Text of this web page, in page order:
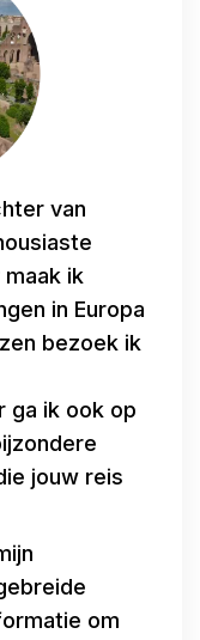
van
maak ik
in Europa
bezoek ik
ga ik ook op
jouw reis
om